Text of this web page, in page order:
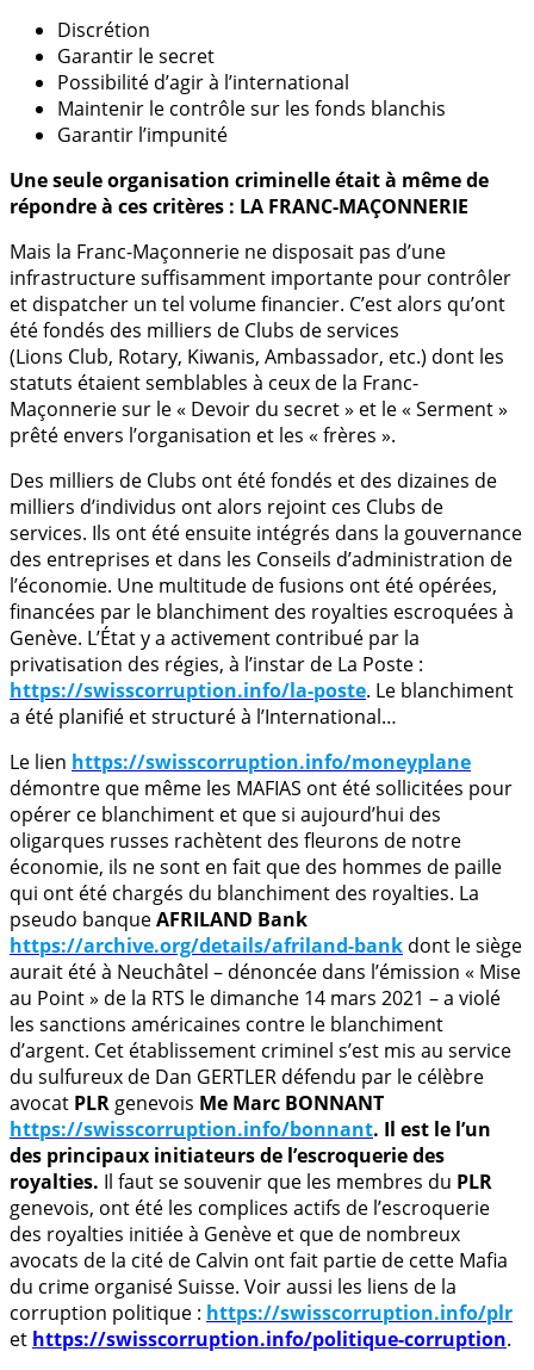
Discrétion
Garantir le secret
Possibilité d’agir à l’international
Maintenir le contrôle sur les fonds blanchis
Garantir l’impunité
Une seule organisation criminelle était à même de
répondre à ces critères : LA FRANC-MAÇONNERIE
Mais la Franc-Maçonnerie ne disposait pas d’une
infrastructure suffisamment importante pour contrôler
et dispatcher un tel volume financier. C’est alors qu’ont
été fondés des milliers de Clubs de services
(Lions Club, Rotary, Kiwanis, Ambassador, etc.) dont les
statuts étaient semblables à ceux de la Franc-
Maçonnerie sur le « Devoir du secret » et le « Serment »
prêté envers l’organisation et les « frères ».
Des milliers de Clubs ont été fondés et des dizaines de
milliers d’individus ont alors rejoint ces Clubs de
services. Ils ont été ensuite intégrés dans la gouvernance
des entreprises et dans les Conseils d’administration de
l’économie. Une multitude de fusions ont été opérées,
financées par le blanchiment des royalties escroquées à
Genève. L’État y a activement contribué par la
privatisation des régies, à l’instar de La Poste :
https://swisscorruption.info/la-poste. Le blanchiment
a été planifié et structuré à l’International…
Le lien https://swisscorruption.info/moneyplane
démontre que même les MAFIAS ont été sollicitées pour
opérer ce blanchiment et que si aujourd’hui des
oligarques russes rachètent des fleurons de notre
économie, ils ne sont en fait que des hommes de paille
qui ont été chargés du blanchiment des royalties. La
pseudo banqueAFRILAND Bank
https://archive.org/details/afriland-bank dont le siège
aurait été à Neuchâtel – dénoncée dans l’émission « Mise
au Point » de la RTS le dimanche 14 mars 2021 – a violé
les sanctions américaines contre le blanchiment
d’argent. Cet établissement criminel s’est mis au service
du sulfureux de Dan GERTLER défendu par le célèbre
avocat PLR genevois Me Marc BONNANT
https://swisscorruption.info/bonnant. Il est le l’un
des principaux initiateurs de l’escroquerie des
royalties. Il faut se souvenir que les membres du PLR
genevois, ont été les complices actifs de l’escroquerie
des royalties initiée à Genève et que de nombreux
avocats de la cité de Calvin ont fait partie de cette Mafia
du crime organisé Suisse. Voir aussi les liens de la
corruption politique : https://swisscorruption.info/plr
et https://swisscorruption.info/politique-corruption.